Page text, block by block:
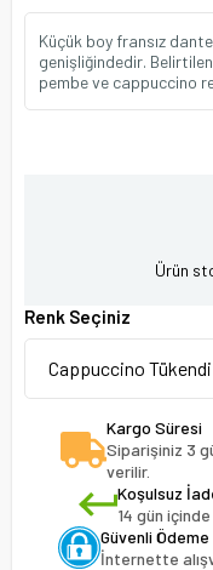
Küçük boy fransız
genişliğindedir.
pembe ve cappuccino
Ürün
Renk Seçiniz
Kargo Süresi
Siparişiniz 3
verilir.
Koşulsuz
14 gün
Güvenli Ödeme
İnternette